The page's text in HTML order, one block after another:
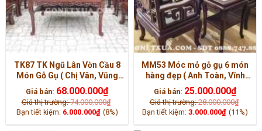
TK87 TK Ngũ Lân Vờn Cầu 8
Món Gỗ Gụ ( Chị Vân, Vũng
Tàu )
Giá bán: 68.000.000₫
Giá thị trường:74.000.000₫
Bạn tiết kiệm: 6.000.000₫ (8%)
MM53 Móc mỏ gỗ gụ 6 món
hàng đẹp ( Anh Toàn, Vĩnh
Phúc )
Giá bán: 25.000.000₫
Giá thị trường:28.000.000₫
Bạn tiết kiệm: 3.000.000₫ (11%)